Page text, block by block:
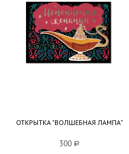
ОТКРЫТКА "ВОЛШЕБНАЯ ЛАМПА"
300 a